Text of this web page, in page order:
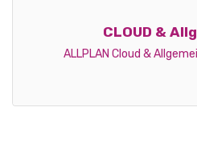
CLOUD &
ALLPLAN Cloud &